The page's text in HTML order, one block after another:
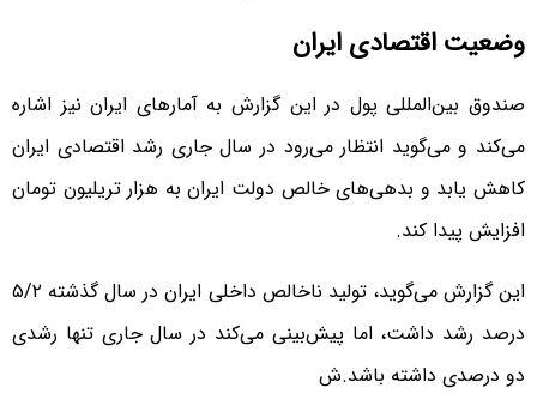
وضعیت اقتصادی ایران
صندوق بین‌المللی پول در این گزارش به آمارهای ایران نیز اشاره
می‌کند و می‌گوید انتظار می‌رود در سال جاری رشد اقتصادی ایران
کاهش یابد و بدهی‌های خالص دولت ایران به هزار تریلیون تومان
افزایش پیدا کند.
این گزارش می‌گوید، تولید ناخالص داخلی ایران در سال گذشته ۵/۲
درصد رشد داشت، اما پیش‌بینی می‌کند در سال جاری تنها رشدی
دو درصدی داشته باشد.ش